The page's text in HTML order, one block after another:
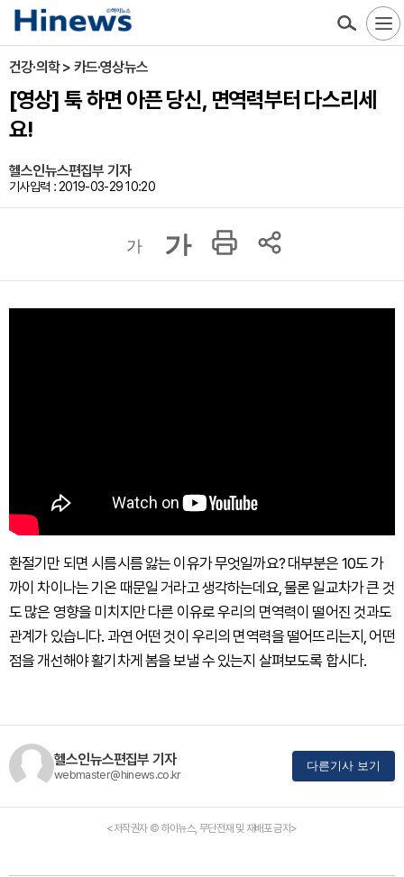
건강·의학 > 카드·영상뉴스
[영상] 툭 하면 아픈 당신, 면역력부터 다스리세
요!
헬스인뉴스편집부 기자
기사입력 : 2019-03-29 10:20
가 가
환절기만 되면 시름시름 앓는 이유가 무엇일까요? 대부분은 10도 가
까이 차이나는 기온 때문일 거라고 생각하는데요, 물론 일교차가 큰 것
도 많은 영향을 미치지만 다른 이유로 우리의 면역력이 떨어진 것과도
관계가 있습니다. 과연 어떤 것이 우리의 면역력을 떨어뜨리는지, 어떤
점을 개선해야 활기차게 봄을 보낼 수 있는지 살펴보도록 합시다.
헬스인뉴스편집부 기자
webmaster@hinews.co.kr
다른기사 보기
<저작권자 © 하이뉴스, 무단전재 및 재배포 금지>